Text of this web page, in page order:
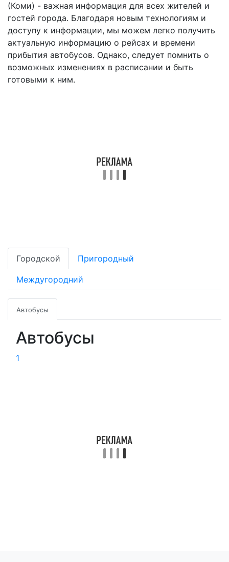
(Коми) - важная информация для всех жителей и
гостей города. Благодаря новым технологиям и
доступу к информации, мы можем легко получить
актуальную информацию о рейсах и времени
прибытия автобусов. Однако, следует помнить о
возможных изменениях в расписании и быть
готовыми к ним.
Городской Пригородный
Междугородний
Автобусы
Автобусы
1